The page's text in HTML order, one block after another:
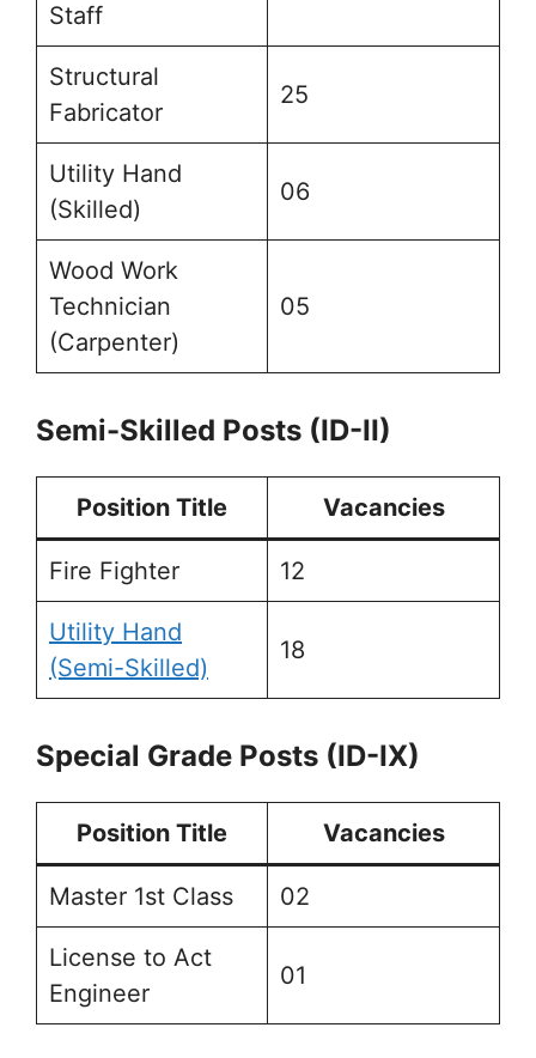
Staff
Structural
Fabricator
25
Utility Hand
(Skilled)
06
Wood Work
Technician
(Carpenter)
05
Semi-Skilled Posts (ID-II)
Position Title Vacancies
Fire Fighter 12
Utility Hand
(Semi-Skilled)
18
Special Grade Posts (ID-IX)
Position Title Vacancies
Master 1st Class 02
License to Act
Engineer
01